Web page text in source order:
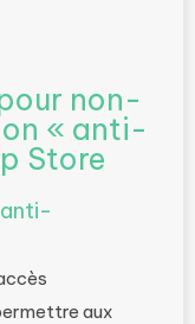
non-
« anti-
Store
anti-
aux